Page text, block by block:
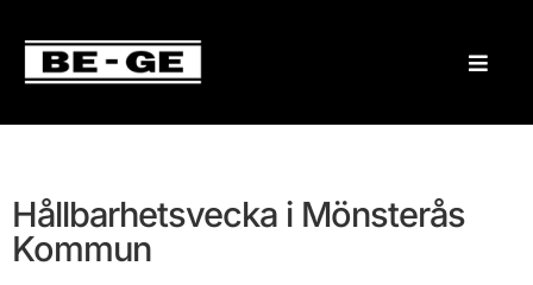
Hållbarhetsvecka i Mönsterås
Kommun